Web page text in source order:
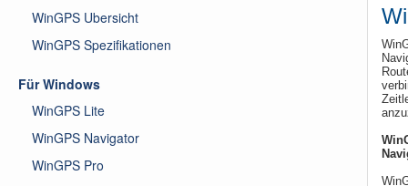
WinGPS Ubersicht
WinGPS Spezifikationen
Für Windows
WinGPS Lite
WinGPS Navigator
WinGPS Pro